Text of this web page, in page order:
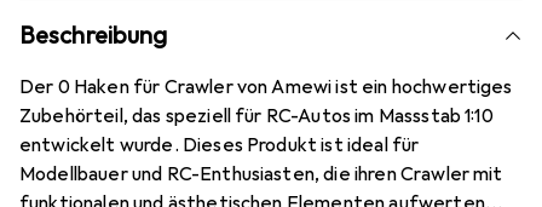
Beschreibung
Der 0 Haken für Crawler von Amewi ist ein hochwertiges
Zubehörteil, das speziell für RC-Autos im Massstab 1:10
entwickelt wurde. Dieses Produkt ist ideal für
Modellbauer und RC-Enthusiasten, die ihren Crawler mit